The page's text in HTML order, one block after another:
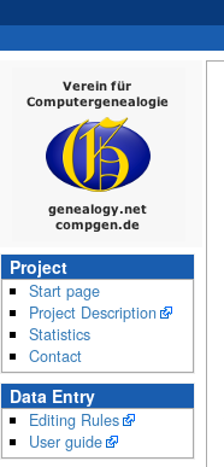
Project
Start page
Project Description
Statistics
Contact
Data Entry
Editing Rules
User guide